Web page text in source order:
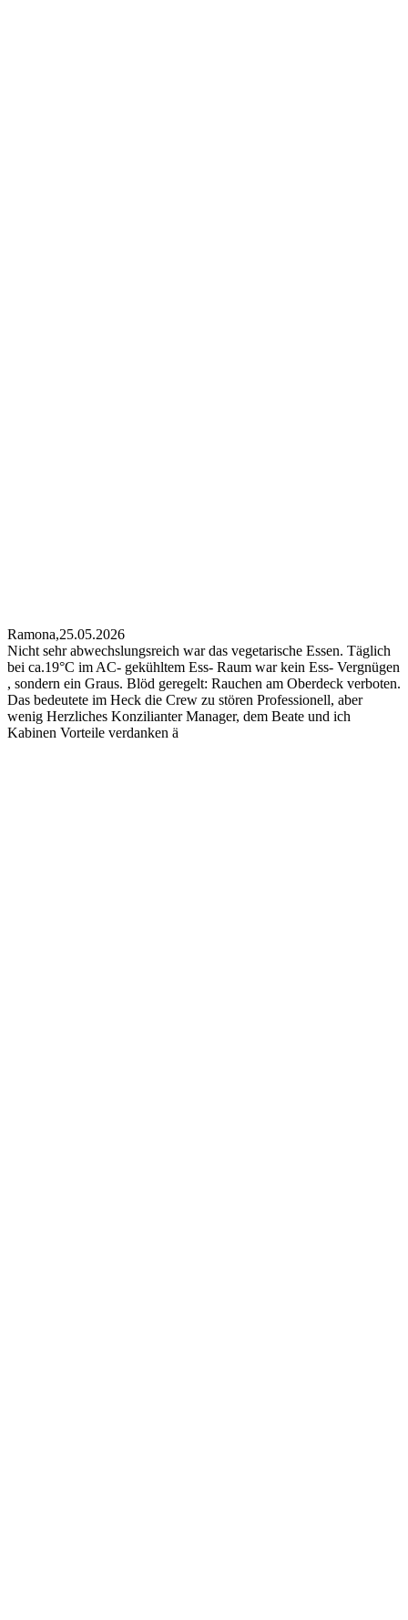
Ramona,25.05.2026
Nicht sehr abwechslungsreich war das vegetarische Essen. Täglich
bei ca.19°C im AC- gekühltem Ess- Raum war kein Ess- Vergnügen
, sondern ein Graus. Blöd geregelt: Rauchen am Oberdeck verboten.
Das bedeutete im Heck die Crew zu stören Professionell, aber
wenig Herzliches Konzilianter Manager, dem Beate und ich
Kabinen Vorteile verdanken ä